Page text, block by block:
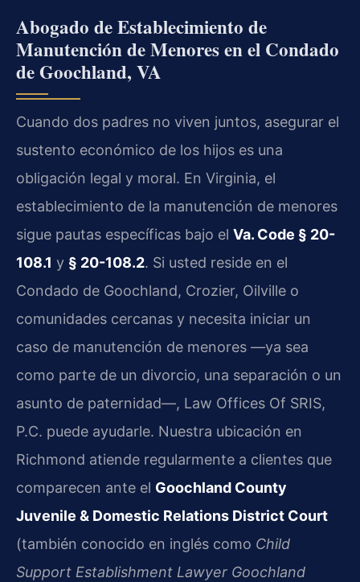
Abogado de Establecimiento de
Manutención de Menores en el Condado
de Goochland, VA
Cuando dos padres no viven juntos, asegurar el
sustento económico de los hijos es una
obligación legal y moral. En Virginia, el
establecimiento de la manutención de menores
sigue pautas específicas bajo el Va. Code § 20-
108.1 y § 20-108.2. Si usted reside en el
Condado de Goochland, Crozier, Oilville o
comunidades cercanas y necesita iniciar un
caso de manutención de menores —ya sea
como parte de un divorcio, una separación o un
asunto de paternidad—, Law Offices Of SRIS,
P.C. puede ayudarle. Nuestra ubicación en
Richmond atiende regularmente a clientes que
comparecen ante el Goochland County
Juvenile & Domestic Relations District Court
(también conocido en inglés como Child
Support Establishment Lawyer Goochland